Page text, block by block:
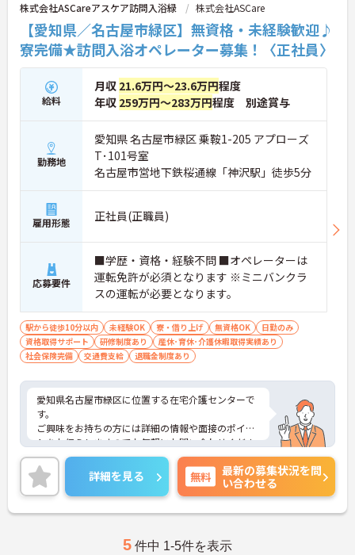
株式会社ASCareアスケア訪問入浴緑 株式会社ASCare
【愛知県／名古屋市緑区】無資格・未経験歓迎♪
寮完備★訪問入浴オペレーター募集！〈正社員〉
給料
月収 21.6万円～23.6万円程度
年収 259万円～283万円程度 別途賞与
勤務地
愛知県 名古屋市緑区 乗鞍1-205 アプローズ
T･101号室
名古屋市営地下鉄桜通線「神沢駅」徒歩5分
雇用形態 正社員(正職員)
応募要件
■学歴・資格・経験不問 ■オペレーターは
運転免許が必須となります ※ミニバンクラ
スの運転が必要となります。
駅から徒歩10分以内 未経験OK 寮・借り上げ 無資格OK
日勤のみ
資格取得サポート
研修制度あり
産休･育休･介護休暇取得実績あり
社会保険完備
交通費支給 退職金制度あり
愛知県名古屋市緑区に位置する在宅介護センターで
す。
ご興味をお持ちの方には詳細の情報や面接のポイン
トをお伝えしますのでお気軽にお問い合わせくださ
いませ。
詳細を見る 無料
最新の募集状況を問
い合わせる
5 件中 1-5件を表示